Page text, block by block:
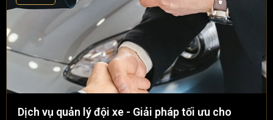
Dịch vụ quản lý đội xe - Giải pháp tối ưu cho